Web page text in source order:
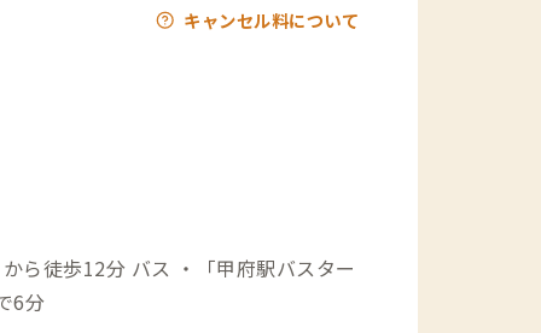
キャンセル料について
「甲府駅バスター
6分